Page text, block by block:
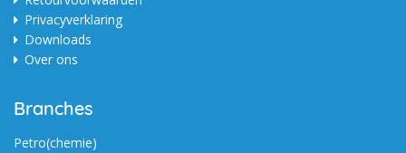
Privacyverklaring
Downloads
Over ons
Branches
Petro(chemie)